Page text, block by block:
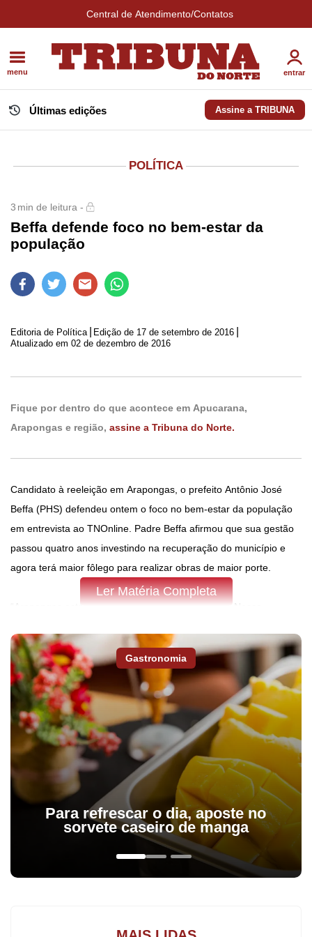
Central de Atendimento/Contatos
menu entrar
Últimas edições Assine a TRIBUNA
POLÍTICA
3 min de leitura -
Beffa defende foco no bem-estar da
população
Editoria de Política Edição de 17 de setembro de 2016
Atualizado em 02 de dezembro de 2016
Fique por dentro do que acontece em Apucarana,
Arapongas e região, assine a Tribuna do Norte.
Candidato à reeleição em Arapongas, o prefeito Antônio José
Beffa (PHS) defendeu ontem o foco no bem-estar da população
em entrevista ao TNOnline. Padre Beffa afirmou que sua gestão
passou quatro anos investindo na recuperação do município e
agora terá maior fôlego para realizar obras de maior porte.
“Arapongas está muito bonita, em paz e tranquila. Nossa
construir prédio. Quando algumas pessoas falam que o Beffa não
construiu nada, elas se referem a uma política arcaica que ainda
reina. A minha obra principal é cuidar do bem-estar do povo”,
assinala.
Ler Matéria Completa
Gastronomia
Para refrescar o dia, aposte no
sorvete caseiro de manga